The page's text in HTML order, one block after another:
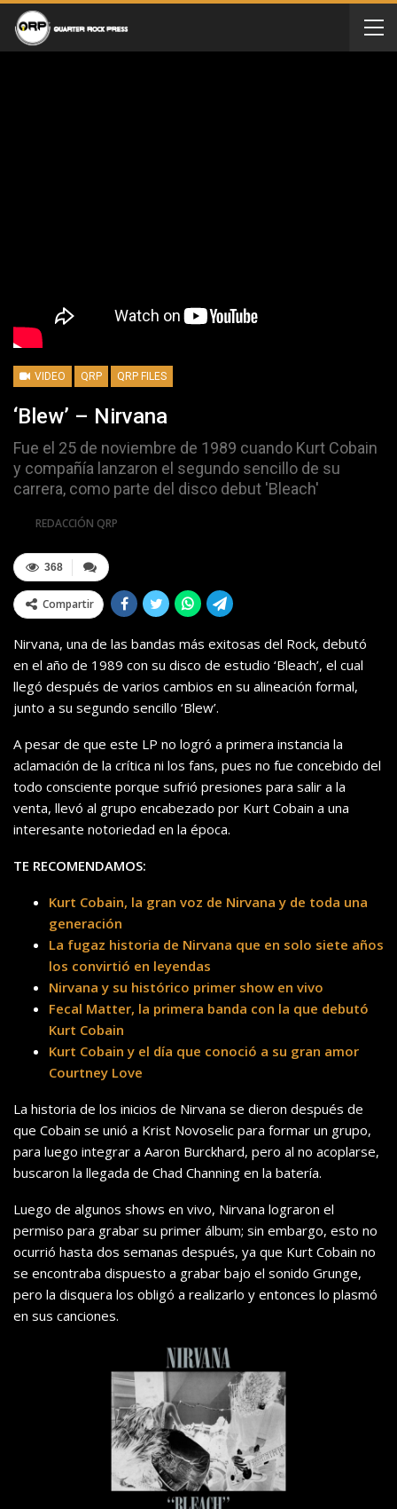
VIDEO QRP QRP FILES
‘Blew’ – Nirvana
Fue el 25 de noviembre de 1989 cuando Kurt Cobain
y compañía lanzaron el segundo sencillo de su
carrera, como parte del disco debut 'Bleach'
REDACCIÓN QRP
368
Compartir
Nirvana, una de las bandas más exitosas del Rock, debutó
en el año de 1989 con su disco de estudio ‘Bleach’, el cual
llegó después de varios cambios en su alineación formal,
junto a su segundo sencillo ‘Blew’.
A pesar de que este LP no logró a primera instancia la
aclamación de la crítica ni los fans, pues no fue concebido del
todo consciente porque sufrió presiones para salir a la
venta, llevó al grupo encabezado por Kurt Cobain a una
interesante notoriedad en la época.
TE RECOMENDAMOS:
Kurt Cobain, la gran voz de Nirvana y de toda una
generación
La fugaz historia de Nirvana que en solo siete años
los convirtió en leyendas
Nirvana y su histórico primer show en vivo
Fecal Matter, la primera banda con la que debutó
Kurt Cobain
Kurt Cobain y el día que conoció a su gran amor
Courtney Love
La historia de los inicios de Nirvana se dieron después de
que Cobain se unió a Krist Novoselic para formar un grupo,
para luego integrar a Aaron Burckhard, pero al no acoplarse,
buscaron la llegada de Chad Channing en la batería.
Luego de algunos shows en vivo, Nirvana lograron el
permiso para grabar su primer álbum; sin embargo, esto no
ocurrió hasta dos semanas después, ya que Kurt Cobain no
se encontraba dispuesto a grabar bajo el sonido Grunge,
pero la disquera los obligó a realizarlo y entonces lo plasmó
en sus canciones.